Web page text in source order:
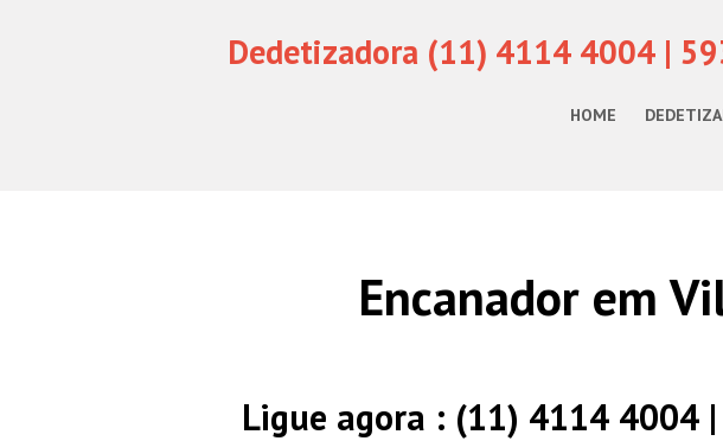
Dedetizadora (11) 4114 4004 |
HOME
Encanador em
Ligue agora : (11) 4114 4004